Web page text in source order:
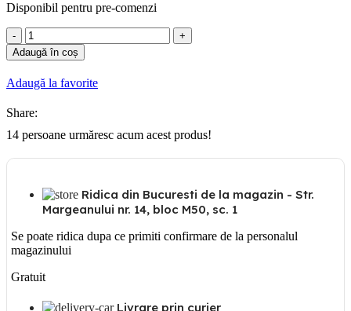
Disponibil pentru pre-comenzi
Cantitate
Tablou
organizare
santier
x
prize
:
IP54
250V
x
prize
industriale
:
16A
Adaugă în coș
Adaugă la favorite
Share:
14 persoane urmăresc acum acest produs!
Ridica din Bucuresti de la magazin - Str.
Margeanului nr. 14, bloc M50, sc. 1
Se poate ridica dupa ce primiti confirmare de la personalul
magazinului
Gratuit
Livrare prin curier